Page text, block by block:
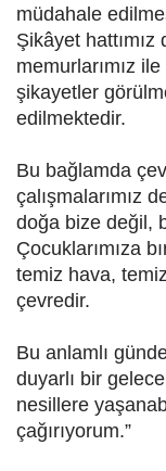
müdahale
Şikâyet
memurlarımız
şikayetler
edilmektedir.
Bu bağlamda
çalışmalarımız
doğa bize değil,
Çocuklarımıza
temiz hava,
çevredir.
Bu anlamlı
duyarlı bir
nesillere
çağırıyorum.”